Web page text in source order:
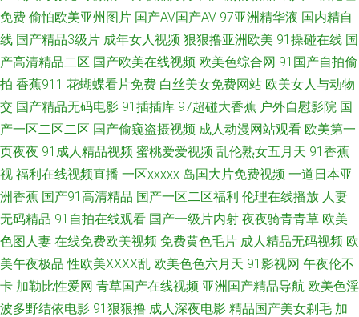
网 91白丝美女被草 狼窝色91 1024成人网站 黄色片免费在线观看 俺来也俺
去夜 日韩无码一二一三四五 av色图网站 玖玖色资源 91啦在线 欧美性爱页一
区 91黄色视频大全 国产区精品熟女 午夜精品久久麻豆 91网站高清在线观看
欧美一区啪啪 91大神合集 国产伊人精品久久 丝足AV在线 AV女优无码导航网
址 日韩福利资源网 91在线免费视频观看 欧美成人乱 91网站在线播放 美女抠
逼 91ncom视频 久久偷拍 91n一页二页三页 激情都市瑟瑟瑟 五月先锋影视
老司机无线大全 aV福利在线网 深夜福利高清无码 91视频免费观看网站 欧美
在线成人网 91精品福利入口 久久青青草视频网站免 宅男看片网站 精品国产
免费 偷怕欧美亚州图片 国产AV国产AV 97亚洲精华液 国内精自
线 国产精品3级片 成年女人视频 狠狠撸亚洲欧美 91操碰在线 国
产高清精品二区 国产欧美在线视频 欧美色综合网 91国产自拍偷
拍 香蕉911 花蝴蝶看片免费 白丝美女免费网站 欧美女人与动物
交 国产精品无码电影 91插插库 97超碰大香蕉 户外自慰影院 国
产一区二区二区 国产偷窥盗摄视频 成人动漫网站观看 欧美第一
页夜夜 91成人精品视频 蜜桃爱爱视频 乱伦熟女五月天 91香蕉
视 福利在线视频直播 一区xxxxx 岛国大片免费视频 一道日本亚
洲香蕉 国产91高清精品 国产一区二区福利 伦理在线播放 人妻
无码精品 91自拍在线观看 国产一级片内射 夜夜骑青青草 欧美
色图人妻 在线免费欧美视频 免费黄色毛片 成人精品无码视频 欧
美午夜极品 性欧美ⅩⅩⅩⅩ乱 欧美色色六月天 91影视网 午夜伦不
卡 加勒比性爱网 青草国产在线视频 亚洲国产精品导航 欧美色淫
波多野结依电影 91狠狠撸 成人深夜电影 精品国产美女剃毛 加